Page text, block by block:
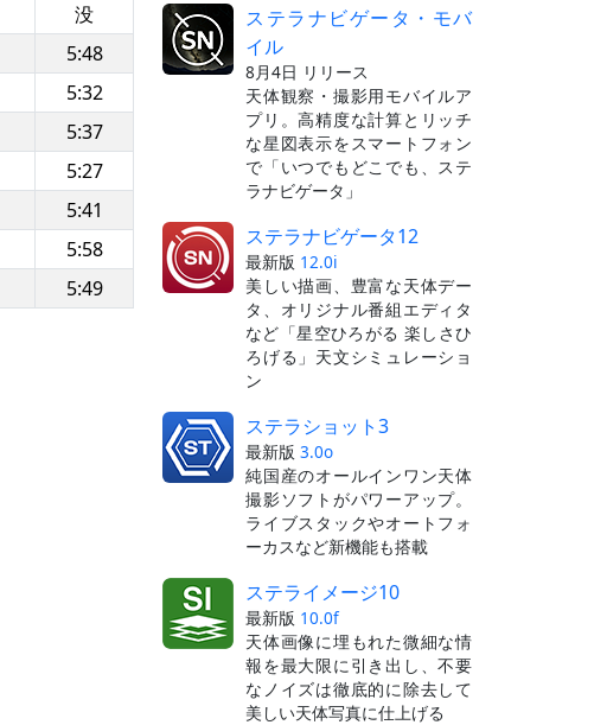
没
5:48
5:32
5:37
5:27
5:41
5:58
5:49
ステラナビゲータ・モバ
イル
8月4日 リリース
天体観察・撮影用モバイルア
プリ。高精度な計算とリッチ
な星図表示をスマートフォン
で「いつでもどこでも、ステ
ラナビゲータ」
ステラナビゲータ12
最新版 12.0i
美しい描画、豊富な天体デー
タ、オリジナル番組エディタ
など「星空ひろがる 楽しさひ
ろげる」天文シミュレーショ
ン
ステラショット3
最新版 3.0o
純国産のオールインワン天体
撮影ソフトがパワーアップ。
ライブスタックやオートフォ
ーカスなど新機能も搭載
ステライメージ10
最新版 10.0f
天体画像に埋もれた微細な情
報を最大限に引き出し、不要
なノイズは徹底的に除去して
美しい天体写真に仕上げる